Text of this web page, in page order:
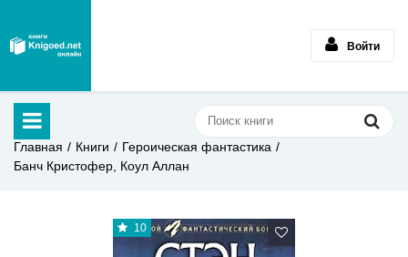
Войти
Главная Книги
Героическая фантастика
Банч Кристофер, Коул Аллан
10